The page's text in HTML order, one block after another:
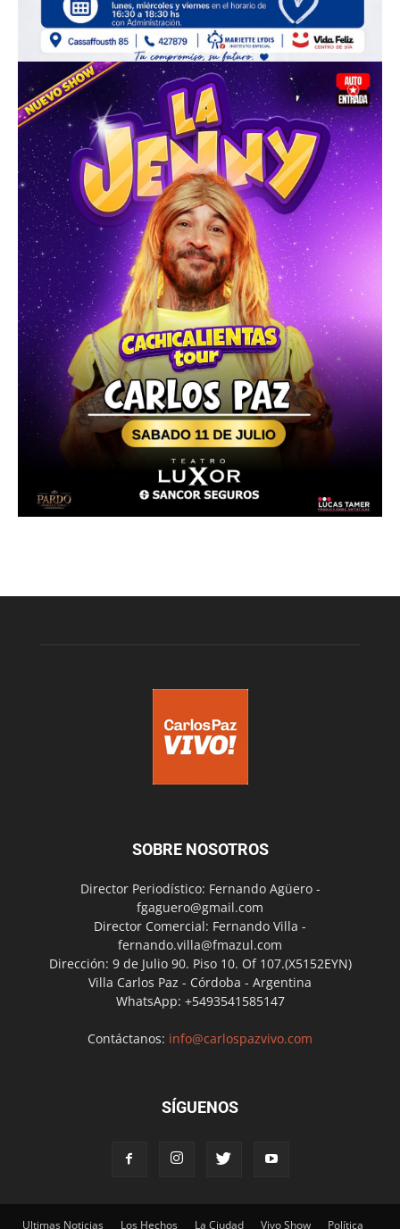
SOBRE NOSOTROS
Director Periodístico: Fernando Agüero -
fgaguero@gmail.com
Director Comercial: Fernando Villa -
fernando.villa@fmazul.com
Dirección: 9 de Julio 90. Piso 10. Of 107.(X5152EYN)
Villa Carlos Paz - Córdoba - Argentina
WhatsApp: +5493541585147
Contáctanos: info@carlospazvivo.com
SÍGUENOS
Ultimas Noticias Los Hechos La Ciudad Vivo Show Política